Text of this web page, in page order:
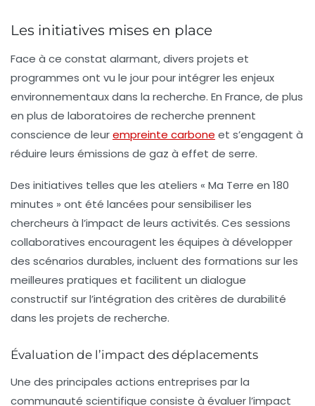
Les initiatives mises en place
Face à ce constat alarmant, divers projets et
programmes ont vu le jour pour intégrer les enjeux
environnementaux dans la recherche. En France, de plus
en plus de laboratoires de recherche prennent
conscience de leurempreinte carbone et s’engagent à
réduire leurs émissions de gaz à effet de serre.
Des initiatives telles que les ateliers « Ma Terre en 180
minutes » ont été lancées pour sensibiliser les
chercheurs à l’impact de leurs activités. Ces sessions
collaboratives encouragent les équipes à développer
des scénarios durables, incluent des formations sur les
meilleures pratiques et facilitent un dialogue
constructif sur l’intégration des critères de durabilité
dans les projets de recherche.
Évaluation de l’impact des déplacements
Une des principales actions entreprises par la
communauté scientifique consiste à évaluer l’impact